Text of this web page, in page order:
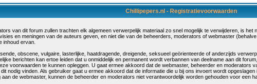
Chillipepers.nl - Registratievoorwaarden
van dit forum zullen trachten elk algemeen verwerpelijk materiaal zo snel mogelijk te verwijderen, is
en meningen van de auteurs geven, en niet die van de beheerders, moderators of webmaster
inhoud ervan.
obscene, vulgaire, lasterlijke, haatdragende, dreigende, seksueel geörienteerde of anderzijds
berichten kan ertoe leiden dat u onmiddelijk en permanent wordt verbannen van deelname aan dit
voorwaarden te kunnen opleggen. U gaat ermee akkoord dat de webmaster, beheerder en moderators
nodig vinden. Als gebruiker gaat u ermee akkoord dat de informatie die u bij ons invoert wordt
de webmaster, kunnen de beheerder en moderators niet verantwoordelijk worden gehouden voor een